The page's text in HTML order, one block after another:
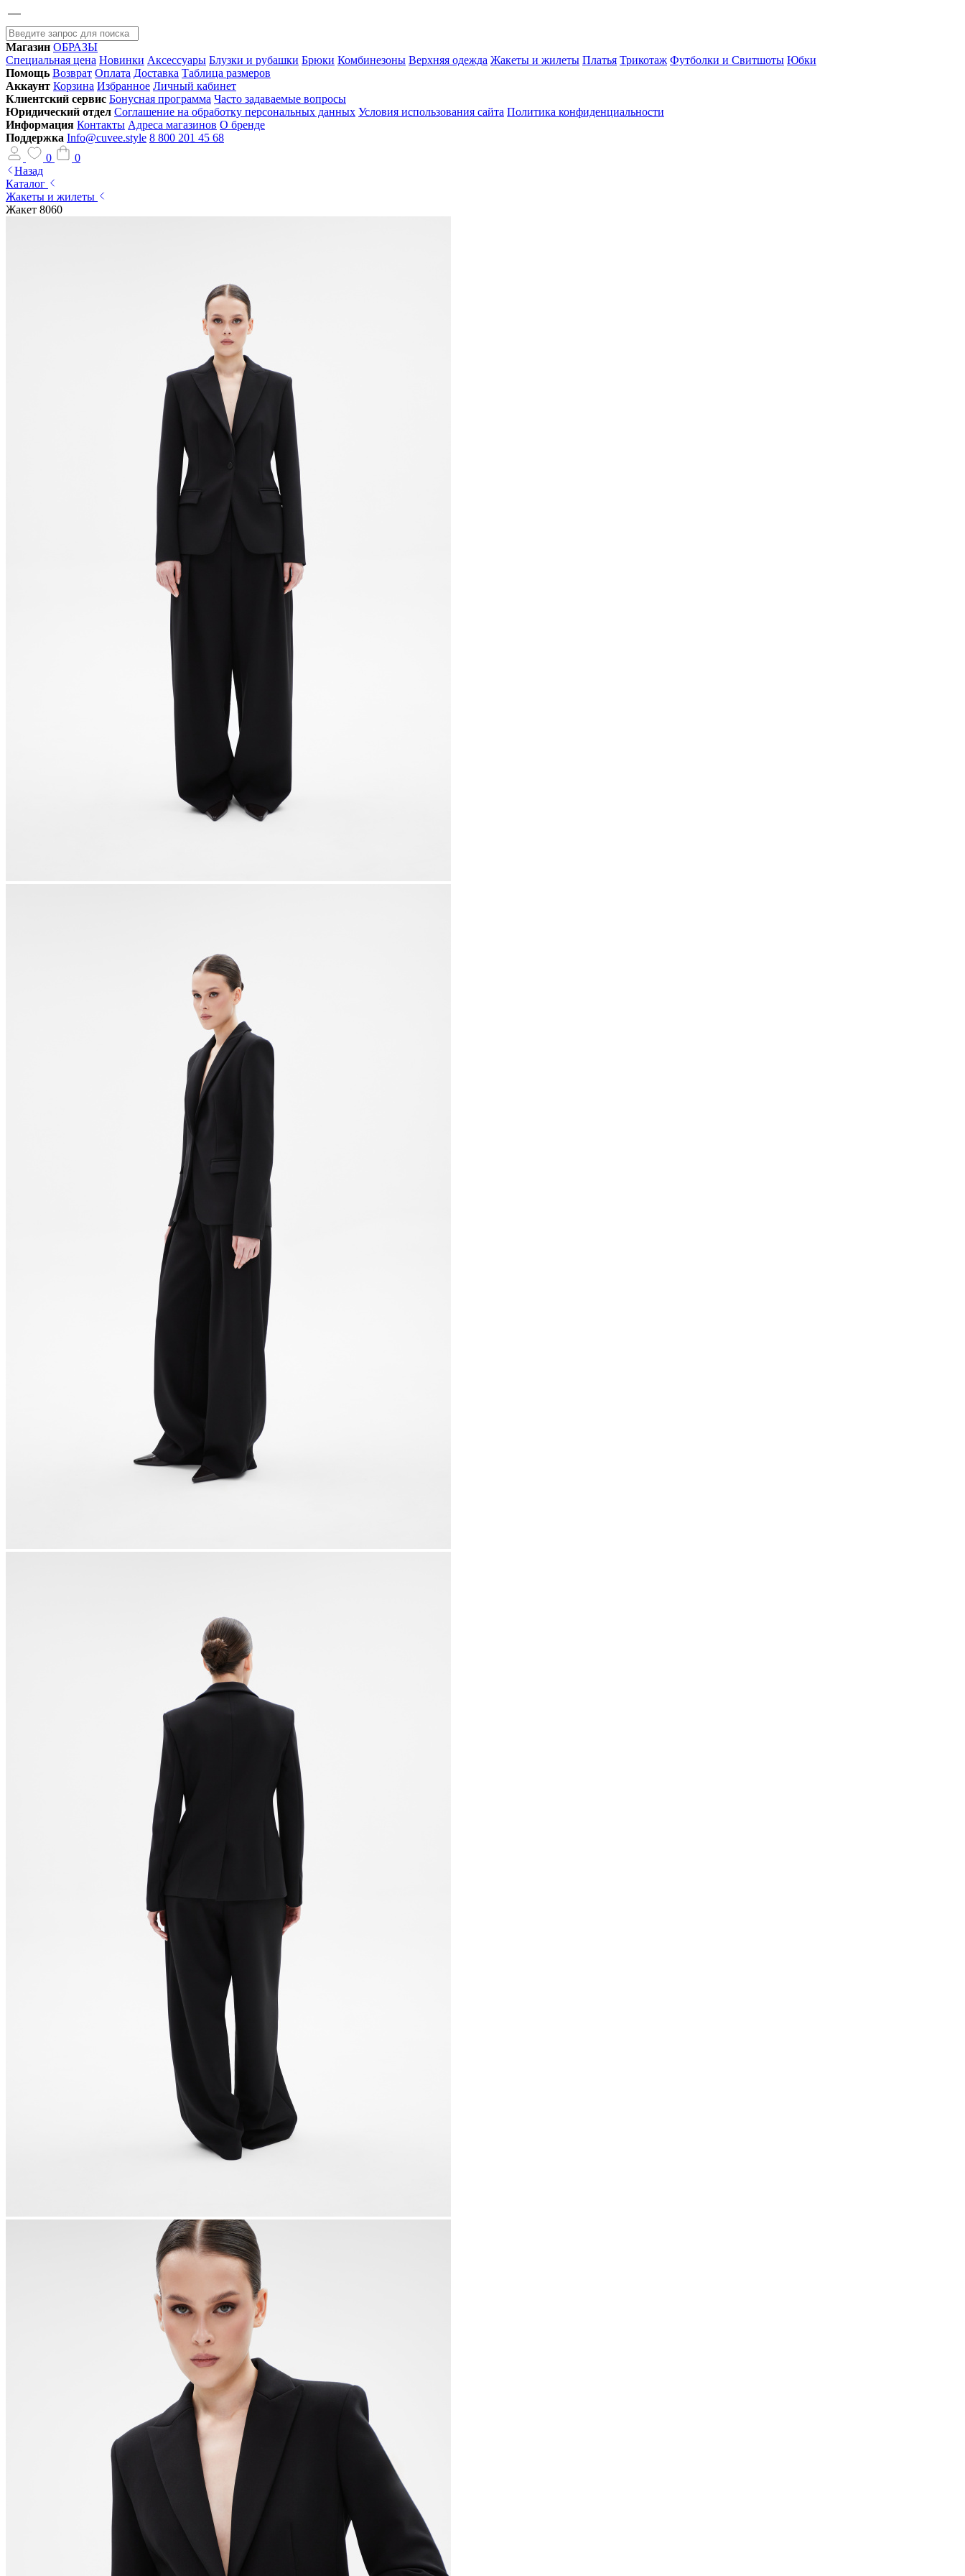
Магазин ОБРАЗЫ
Специальная цена Новинки Аксессуары Блузки и рубашки Брюки Комбинезоны Верхняя одежда Жакеты и жилеты Платья Трикотаж Футболки и Свитшоты Юбки
Помощь Возврат Оплата Доставка Таблица размеров
Аккаунт Корзина Избранное Личный кабинет
Клиентский сервис Бонусная программа Часто задаваемые вопросы
Юридический отдел Соглашение на обработку персональных данных Условия использования сайта Политика конфиденциальности
Информация Контакты Адреса магазинов О бренде
Поддержка Info@cuvee.style 8 800 201 45 68
0
0
Назад
Каталог
Жакеты и жилеты
Жакет 8060